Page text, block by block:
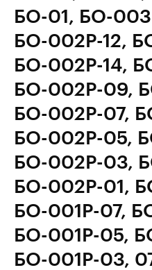
БО-01, БО-
БО-002Р-12,
БО-002Р-14,
БО-002Р-09,
БО-002Р-07,
БО-002Р-05,
БО-002Р-03,
БО-002Р-01,
БО-001Р-07,
БО-001Р-05,
БО-001Р-03,